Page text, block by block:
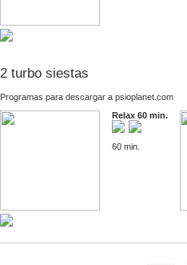
2 turbo siestas
Programas para descargar a psioplanet.com
Relax 60 min.
60 min.